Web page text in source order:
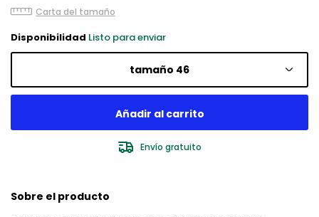
Carta del tamaño
Disponibilidad Listo para enviar
tamaño 46
Envío gratuito
Sobre el producto